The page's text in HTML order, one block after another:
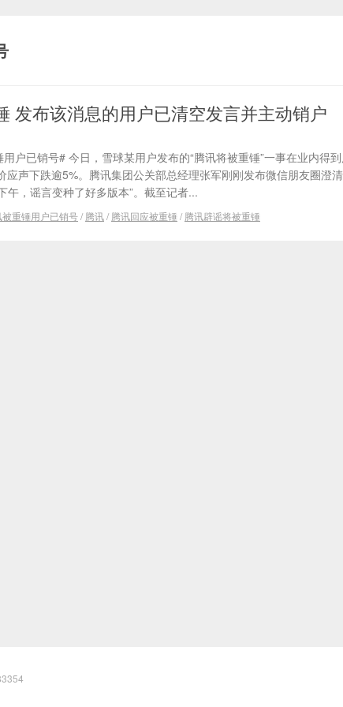
发布该消息的用户已清空发言并主动销户
户已销号# 今日，雪球某用户发布的“腾讯将被重锤”一事在业内得
声下跌逾5%。腾讯集团公关部总经理张军刚刚发布微信朋友圈澄
午，谣言变种了好多版本”。截至记者...
重锤用户已销号/ 腾讯/ 腾讯回应被重锤/ 腾讯辟谣将被重锤